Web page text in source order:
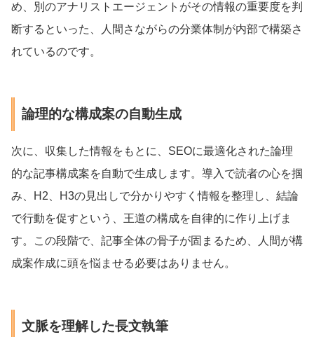
め、別のアナリストエージェントがその情報の重要度を判
断するといった、人間さながらの分業体制が内部で構築さ
れているのです。
論理的な構成案の自動生成
次に、収集した情報をもとに、SEOに最適化された論理
的な記事構成案を自動で生成します。導入で読者の心を掴
み、H2、H3の見出しで分かりやすく情報を整理し、結論
で行動を促すという、王道の構成を自律的に作り上げま
す。この段階で、記事全体の骨子が固まるため、人間が構
成案作成に頭を悩ませる必要はありません。
文脈を理解した長文執筆